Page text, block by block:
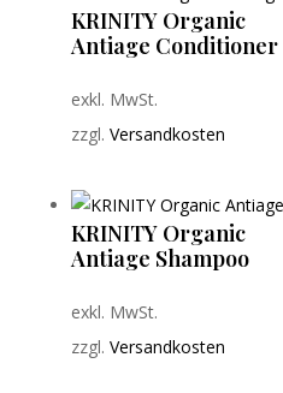
KRINITY Organic
Antiage Conditioner
exkl. MwSt.
zzgl. Versandkosten
KRINITY Organic
Antiage Shampoo
exkl. MwSt.
zzgl. Versandkosten